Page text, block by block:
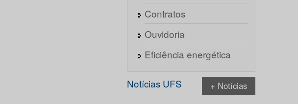
Contratos
Ouvidoria
Eficiência energética
Notícias UFS + Notícias